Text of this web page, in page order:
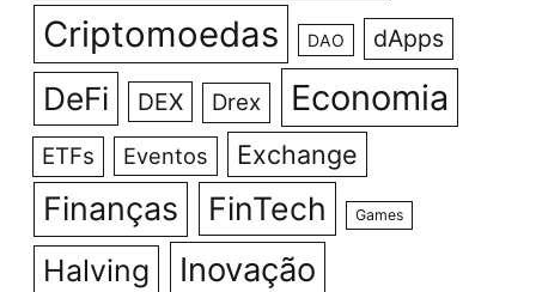
Criptomoedas DAO dApps
DeFi DEX Drex Economia
ETFs Eventos Exchange
Finanças FinTech Games
Halving Inovação